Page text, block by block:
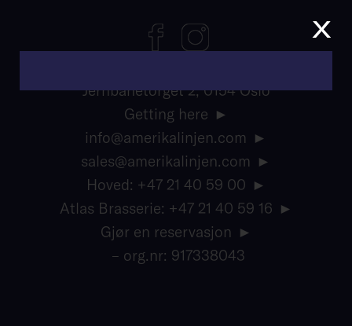
Jernbanetorget 2, 0154 Oslo
Getting here
info@amerikalinjen.com
sales@amerikalinjen.com
Hoved: +47 21 40 59 00
Atlas Brasserie: +47 21 40 59 16
Gjør en reservasjon
– org.nr: 917338043
x